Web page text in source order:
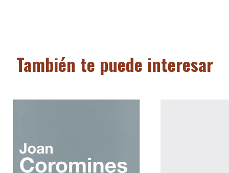
También te puede interesar